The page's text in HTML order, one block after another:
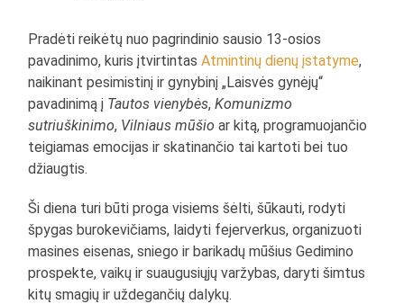
Pradėti reikėtų nuo pagrindinio sausio 13-osios
pavadinimo, kuris įtvirtintasAtmintinų dienų įstatyme,
naikinant pesimistinį ir gynybinį „Laisvės gynėjų“
pavadinimą į Tautos vienybės,Komunizmo
sutriuškinimo, Vilniaus mūšio ar kitą, programuojančio
teigiamas emocijas ir skatinančio tai kartoti bei tuo
džiaugtis.
Ši diena turi būti proga visiems šėlti, šūkauti, rodyti
špygas burokevičiams, laidyti fejerverkus, organizuoti
masines eisenas, sniego ir barikadų mūšius Gedimino
prospekte, vaikų ir suaugusiųjų varžybas, daryti šimtus
kitų smagių ir uždegančių dalykų.